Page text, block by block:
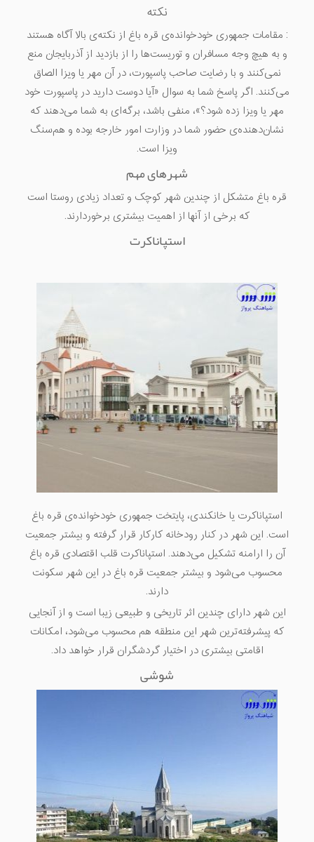
نکته
: مقامات جمهوری خودخوانده‌ی قره باغ از نکته‌ی بالا آگاه هستند
و به هیچ وجه مسافران و توریست‌ها را از بازدید از آذربایجان منع
نمی‌کنند و با رضایت صاحب پاسپورت، در آن مهر یا ویزا الصاق
می‌کنند. اگر پاسخ شما به سوال «آیا دوست دارید در پاسپورت خود
مهر یا ویزا زده شود؟»، منفی باشد، برگه‌ای به شما می‌دهند که
نشان‌دهنده‌ی حضور شما در وزارت امور خارجه بوده و هم‌سنگ
ویزا است.
شهرهای مهم
قره باغ متشکل از چندین شهر کوچک و تعداد زیادی روستا است
که برخی از آنها از اهمیت بیشتری برخوردارند.
استپاناکرت
استپاناکرت یا خانکندی، پایتخت جمهوری خودخوانده‌ی قره باغ
است. این شهر در کنار رودخانه کارکار قرار گرفته و بیشتر جمعیت
آن را ارامنه تشکیل می‌دهند. استپاناکرت قلب اقتصادی قره باغ
محسوب می‌شود و بیشتر جمعیت قره باغ در این شهر سکونت
دارند.
این شهر دارای چندین اثر تاریخی و طبیعی زیبا است و از آنجایی
که پیشرفته‌ترین شهر این منطقه هم محسوب می‌شود، امکانات
اقامتی بیشتری در اختیار گردشگران قرار خواهد داد.
شوشی